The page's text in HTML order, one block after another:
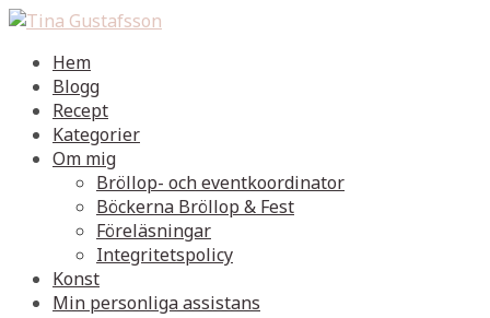
Hem
Blogg
Recept
Kategorier
Om mig
Bröllop- och eventkoordinator
Böckerna Bröllop & Fest
Föreläsningar
Integritetspolicy
Konst
Min personliga assistans